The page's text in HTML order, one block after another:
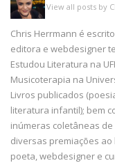
View all posts by
Chris Herrmann é
editora e webdesigner
Estudou Literatura na
Musicoterapia na
Livros publicados
literatura infantil); bem
inúmeras coletâneas
diversas premiações ao
poeta, webdesigner e